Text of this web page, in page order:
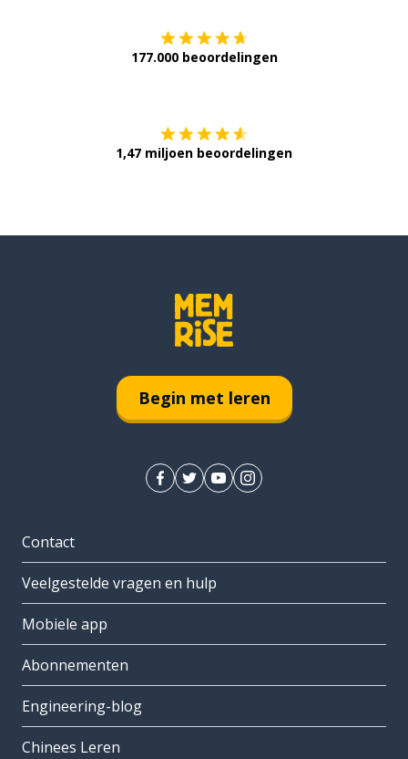
177.000 beoordelingen
1,47 miljoen beoordelingen
Begin met leren
Contact
Veelgestelde vragen en hulp
Mobiele app
Abonnementen
Engineering-blog
Chinees Leren